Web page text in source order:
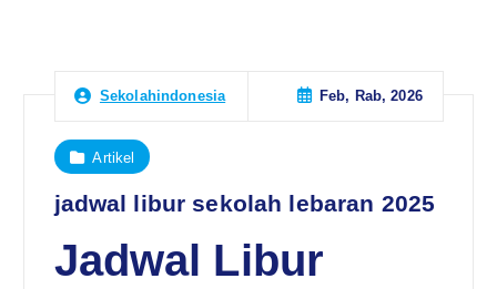
Sekolahindonesia Feb, Rab, 2026
Artikel
jadwal libur sekolah lebaran 2025
Jadwal Libur